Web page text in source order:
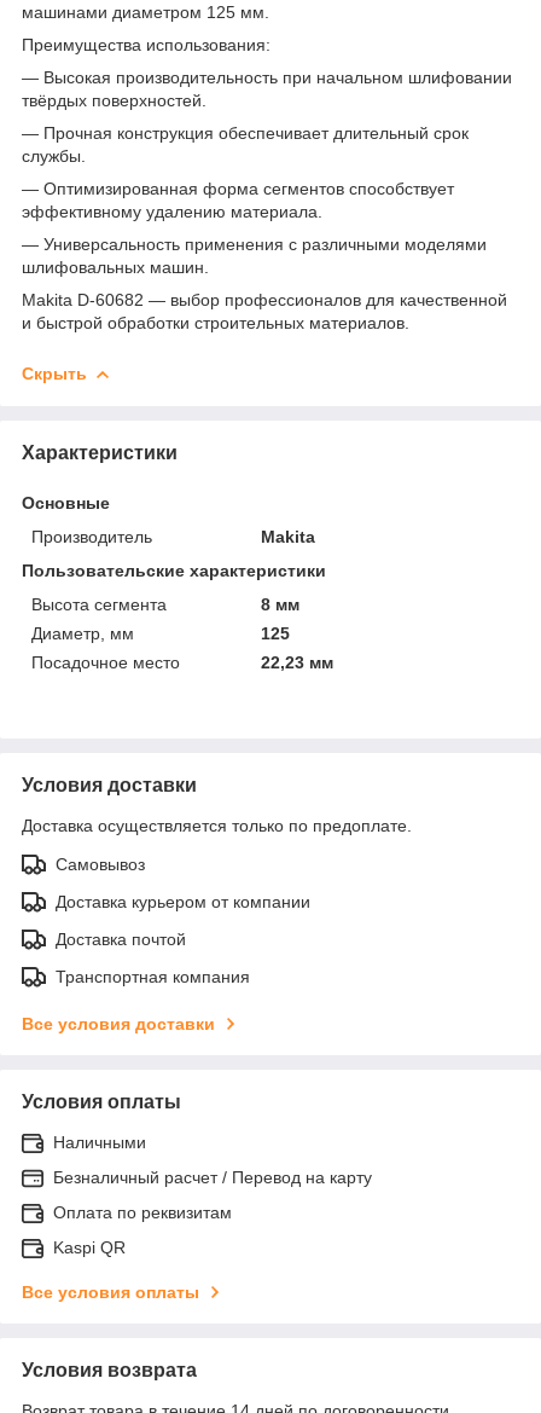
машинами диаметром 125 мм.
Преимущества использования:
— Высокая производительность при начальном шлифовании
твёрдых поверхностей.
— Прочная конструкция обеспечивает длительный срок
службы.
— Оптимизированная форма сегментов способствует
эффективному удалению материала.
— Универсальность применения с различными моделями
шлифовальных машин.
Makita D-60682 — выбор профессионалов для качественной
и быстрой обработки строительных материалов.
Скрыть
Характеристики
Основные
Производитель
Makita
Пользовательские характеристики
Высота сегмента
8 мм
Диаметр, мм
125
Посадочное место
22,23 мм
Условия доставки
Доставка осуществляется только по предоплате.
Самовывоз
Доставка курьером от компании
Доставка почтой
Транспортная компания
Все условия доставки
Условия оплаты
Наличными
Безналичный расчет / Перевод на карту
Оплата по реквизитам
Kaspi QR
Все условия оплаты
Условия возврата